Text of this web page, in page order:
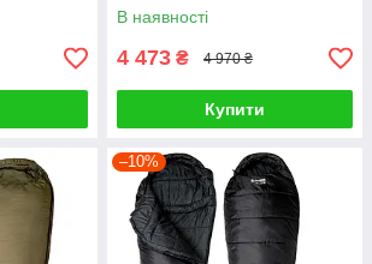
В наявності
4 473 ₴ 4 970 ₴
Купити
–10%